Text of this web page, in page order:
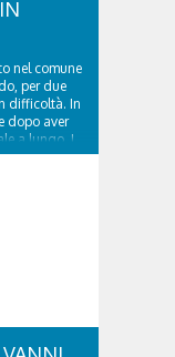
nel comune
per due
difficoltà. In
dopo aver
a lungo. I